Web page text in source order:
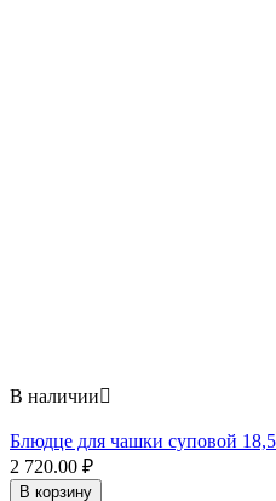
В наличии
Блюдце для чашки суповой
2 720.00 ₽
В корзину